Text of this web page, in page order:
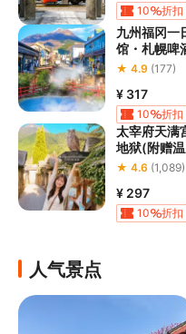
10 折扣
九州福冈一
馆・札幌啤
★ 4.9 (177)
¥ 317
10 折扣
太宰府天满
地狱(附赠
★ 4.6 (1,089)
¥ 297
10 折扣
人气景点